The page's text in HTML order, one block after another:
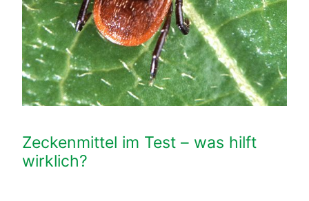
Zeckenmittel im Test – was hilft
wirklich?